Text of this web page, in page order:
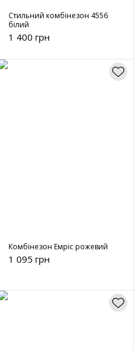
Стильний комбінезон 4556
білий
1 400 грн
Комбінезон Емріс рожевий
1 095 грн